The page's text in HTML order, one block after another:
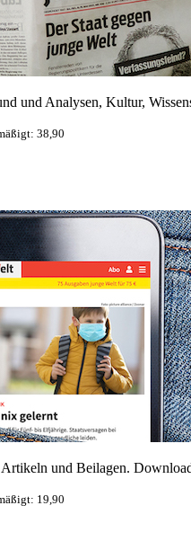
und Analysen, Kultur,
38,90
und Beilagen.
19,90